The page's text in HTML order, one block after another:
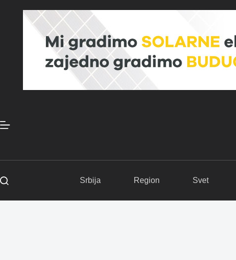
Srbija Region Svet